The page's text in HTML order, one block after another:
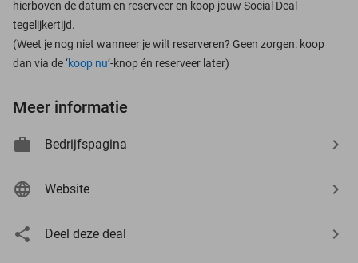
hierboven de datum en reserveer en koop jouw Social Deal
tegelijkertijd.
(Weet je nog niet wanneer je wilt reserveren? Geen zorgen: koop
dan via de ‘koop nu’-knop én reserveer later)
Meer informatie
Bedrijfspagina
Website
Deel deze deal